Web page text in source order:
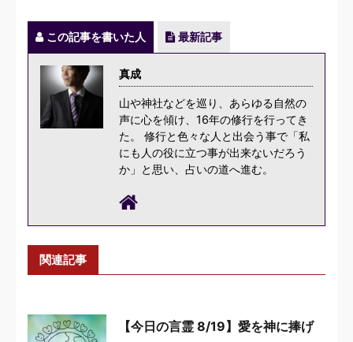
この記事を書いた人 最新記事
真成
山や神社などを巡り、あらゆる自然の
声に心を傾け、16年の修行を行ってき
た。 修行と色々な人と出会う事で「私
にも人の役に立つ事が出来ないだろう
か」と思い、占いの道へ進む。
関連記事
【今日の言霊 8/19】愛を神に捧げ